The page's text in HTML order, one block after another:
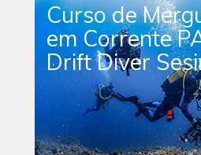
Curso de
em Corrente
Drift Diver